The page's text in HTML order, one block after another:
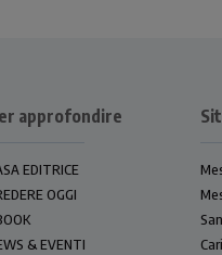
approfondire
EDITRICE
OGGI
& EVENTI